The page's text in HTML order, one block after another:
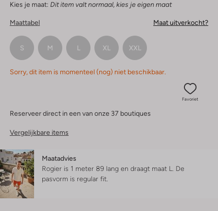
Kies je maat: Dit item valt normaal, kies je eigen maat
Maattabel Maat uitverkocht?
S M L XL XXL
Sorry, dit item is momenteel (nog) niet beschikbaar.
Favoriet
Reserveer direct in een van onze 37 boutiques
Vergelijkbare items
Maatadvies
Rogier is 1 meter 89 lang en draagt maat L. De
pasvorm is regular fit